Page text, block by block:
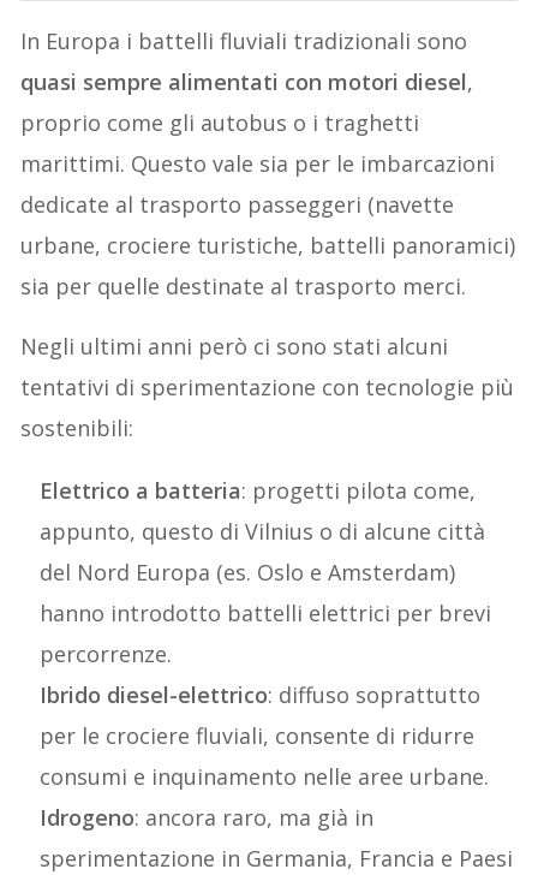
In Europa i battelli fluviali tradizionali sono
quasi sempre alimentati con motori diesel,
proprio come gli autobus o i traghetti
marittimi. Questo vale sia per le imbarcazioni
dedicate al trasporto passeggeri (navette
urbane, crociere turistiche, battelli panoramici)
sia per quelle destinate al trasporto merci.
Negli ultimi anni però ci sono stati alcuni
tentativi di sperimentazione con tecnologie più
sostenibili:
Elettrico a batteria: progetti pilota come,
appunto, questo di Vilnius o di alcune città
del Nord Europa (es. Oslo e Amsterdam)
hanno introdotto battelli elettrici per brevi
percorrenze.
Ibrido diesel-elettrico: diffuso soprattutto
per le crociere fluviali, consente di ridurre
consumi e inquinamento nelle aree urbane.
Idrogeno: ancora raro, ma già in
sperimentazione in Germania, Francia e Paesi